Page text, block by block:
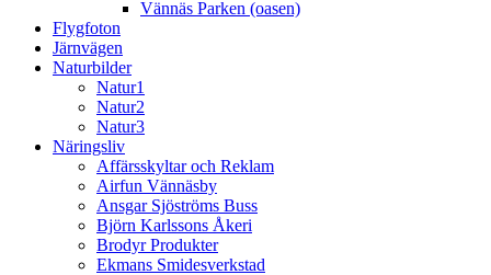
Vännäs Parken (oasen)
Flygfoton
Järnvägen
Naturbilder
Natur1
Natur2
Natur3
Näringsliv
Affärsskyltar och Reklam
Airfun Vännäsby
Ansgar Sjöströms Buss
Björn Karlssons Åkeri
Brodyr Produkter
Ekmans Smidesverkstad